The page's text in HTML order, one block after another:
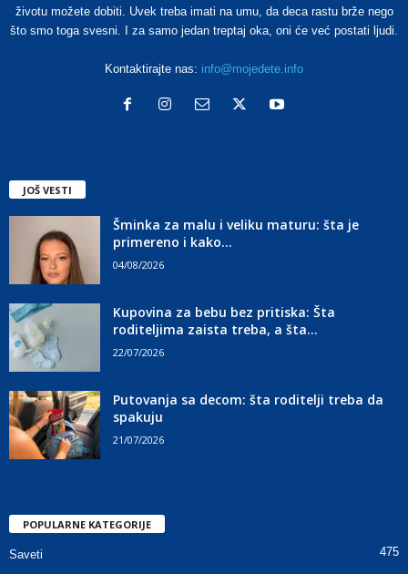
životu možete dobiti. Uvek treba imati na umu, da deca rastu brže nego
što smo toga svesni. I za samo jedan treptaj oka, oni će već postati ljudi.
Kontaktirajte nas: info@mojedete.info
JOŠ VESTI
Šminka za malu i veliku maturu: šta je
primereno i kako...
04/08/2026
Kupovina za bebu bez pritiska: Šta
roditeljima zaista treba, a šta...
22/07/2026
Putovanja sa decom: šta roditelji treba da
spakuju
21/07/2026
POPULARNE KATEGORIJE
Saveti
475